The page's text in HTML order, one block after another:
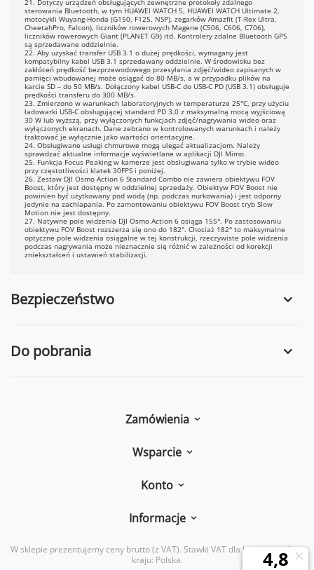
kHz 16-bit; AAC
21. Dotyczy urządzeń obsługujących zewnętrzne protokoły zdalnego
sterowania Bluetooth, w tym HUAWEI WATCH 5, HUAWEI WATCH Ultimate 2,
motocykli Wuyang-Honda (G150, F125, NSP), zegarków Amazfit (T-Rex Ultra,
CheetahPro, Falcon), liczników rowerowych Magene (C506, C606, C706),
liczników rowerowych Giant (PLANET G9) itd. Kontrolery zdalne Bluetooth GPS
są sprzedawane oddzielnie.
22. Aby uzyskać transfer USB 3.1 o dużej prędkości, wymagany jest
kompatybilny kabel USB 3.1 sprzedawany oddzielnie. W środowisku bez
zakłóceń prędkość bezprzewodowego przesyłania zdjęć/wideo zapisanych w
pamięci wbudowanej może osiągać do 80 MB/s, a w przypadku plików na
karcie SD – do 50 MB/s. Dołączony kabel USB-C do USB-C PD (USB 3.1) obsługuje
prędkości transferu do 300 MB/s.
23. Zmierzono w warunkach laboratoryjnych w temperaturze 25°C, przy użyciu
ładowarki USB-C obsługującej standard PD 3.0 z maksymalną mocą wyjściową
30 W lub wyższą, przy wyłączonych funkcjach zdjęć/nagrywania wideo oraz
wyłączonych ekranach. Dane zebrano w kontrolowanych warunkach i należy
traktować je wyłącznie jako wartości orientacyjne.
24. Obsługiwane usługi chmurowe mogą ulegać aktualizacjom. Należy
sprawdzać aktualne informacje wyświetlane w aplikacji DJI Mimo.
25. Funkcja Focus Peaking w kamerze jest obsługiwana tylko w trybie wideo
przy częstotliwości klatek 30FPS i poniżej.
26. Zestaw DJI Osmo Action 6 Standard Combo nie zawiera obiektywu FOV
Boost, który jest dostępny w oddzielnej sprzedaży. Obiektyw FOV Boost nie
powinien być użytkowany pod wodą (np. podczas nurkowania) i jest odporny
jedynie na zachlapania. Po zamontowaniu obiektywu FOV Boost tryb Slow
Motion nie jest dostępny.
27. Natywne pole widzenia DJI Osmo Action 6 osiąga 155°. Po zastosowaniu
obiektywu FOV Boost rozszerza się ono do 182°. Chociaż 182° to maksymalne
optyczne pole widzenia osiągalne w tej konstrukcji, rzeczywiste pole widzenia
podczas nagrywania może nieznacznie się różnić w zależności od korekcji
zniekształceń i ustawień stabilizacji.
Bezpieczeństwo
Do pobrania
Zamówienia
Wsparcie
Konto
Informacje
W sklepie prezentujemy ceny brutto (z VAT). Stawki VAT dla konsumentów z
kraju: Polska.